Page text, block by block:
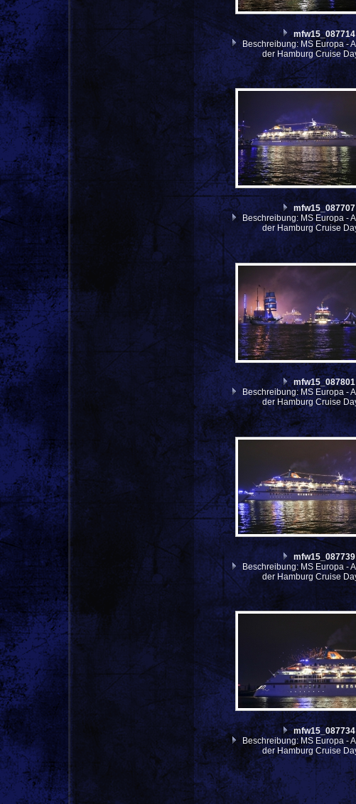
mfw15_087714
Beschreibung: MS Europa -
der Hamburg Cruise
mfw15_087707
Beschreibung: MS Europa -
der Hamburg Cruise
mfw15_087801
Beschreibung: MS Europa -
der Hamburg Cruise
mfw15_087739
Beschreibung: MS Europa -
der Hamburg Cruise
mfw15_087734
Beschreibung: MS Europa -
der Hamburg Cruise